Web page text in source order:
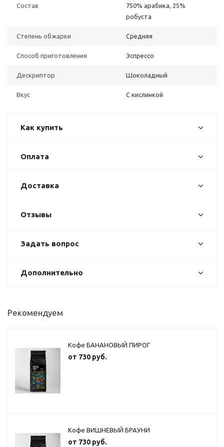
Состав
750% арабика, 25%
робуста
Степень обжарки Средняя
Способ приготовления Эспрессо
Дескриптор Шоколадный
Вкус С кислинкой
Как купить
Оплата
Доставка
Отзывы
Задать вопрос
Дополнительно
Рекомендуем
Кофе БАНАНОВЫЙ ПИРОГ
от 730 руб.
Кофе ВИШНЕВЫЙ БРАУНИ
от 730 руб.